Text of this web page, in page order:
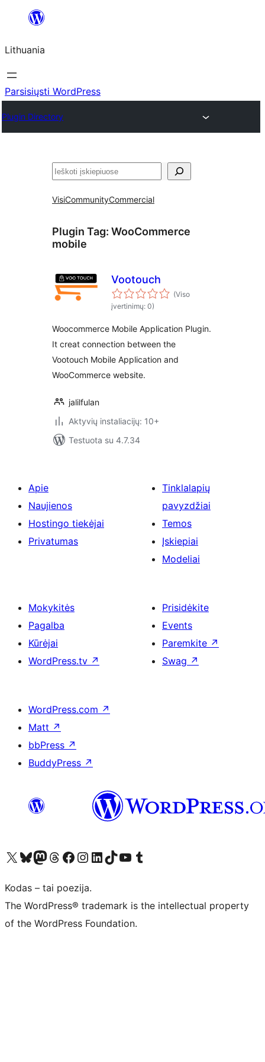
turinio
Lithuania
Parsisiųsti WordPress
Plugin Directory
Paieška
VisiCommunityCommercial
Plugin Tag: WooCommerce
mobile
Vootouch
(Viso
įvertinimų: 0)
Woocommerce Mobile Application Plugin.
It creat connection between the
Vootouch Mobile Application and
WooCommerce website.
jalilfulan
Aktyvių instaliacijų: 10+
Testuota su 4.7.34
Apie
Naujienos
Hostingo tiekėjai
Privatumas
Tinklalapių
pavyzdžiai
Temos
Įskiepiai
Modeliai
Mokykitės
Pagalba
Kūrėjai
WordPress.tv ↗
Prisidėkite
Events
Paremkite ↗
Swag ↗
WordPress.com ↗
Matt ↗
bbPress ↗
BuddyPress ↗
Visit our X (formerly Twitter) account
Apsilankykite mūsų Bluesky paskyroje
Visit our Mastodon account
Apsilankykite mūsų Threads paskyroje
Visit our Facebook page
Visit our Instagram account
Visit our LinkedIn account
Apsilankykite mūsų TikTok paskyroje
Visit our YouTube channel
Apsilankykite mūsų Tumblr paskyroje
Kodas – tai poezija.
The WordPress® trademark is the intellectual property
of the WordPress Foundation.